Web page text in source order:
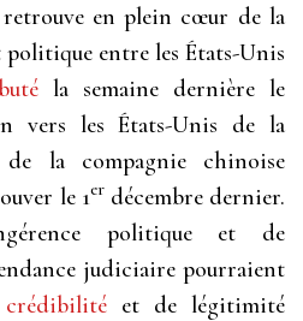
retrouve en plein cœur de la
politique entre les États-Unis
la semaine dernière le
vers les États-Unis de la
la compagnie chinoise
le 1erdécembre dernier.
politique et de
judiciaire pourraient
et de légitimité